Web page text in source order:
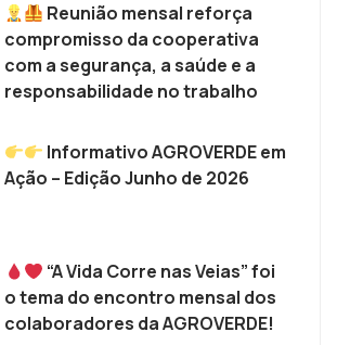
Reunião mensal reforça
compromisso da cooperativa
com a segurança, a saúde e a
responsabilidade no trabalho
Informativo AGROVERDE em
Ação – Edição Junho de 2026
“A Vida Corre nas Veias” foi
o tema do encontro mensal dos
colaboradores da AGROVERDE!